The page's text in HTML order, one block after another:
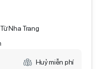
Từ Nha Trang
Huỷ miễn phí